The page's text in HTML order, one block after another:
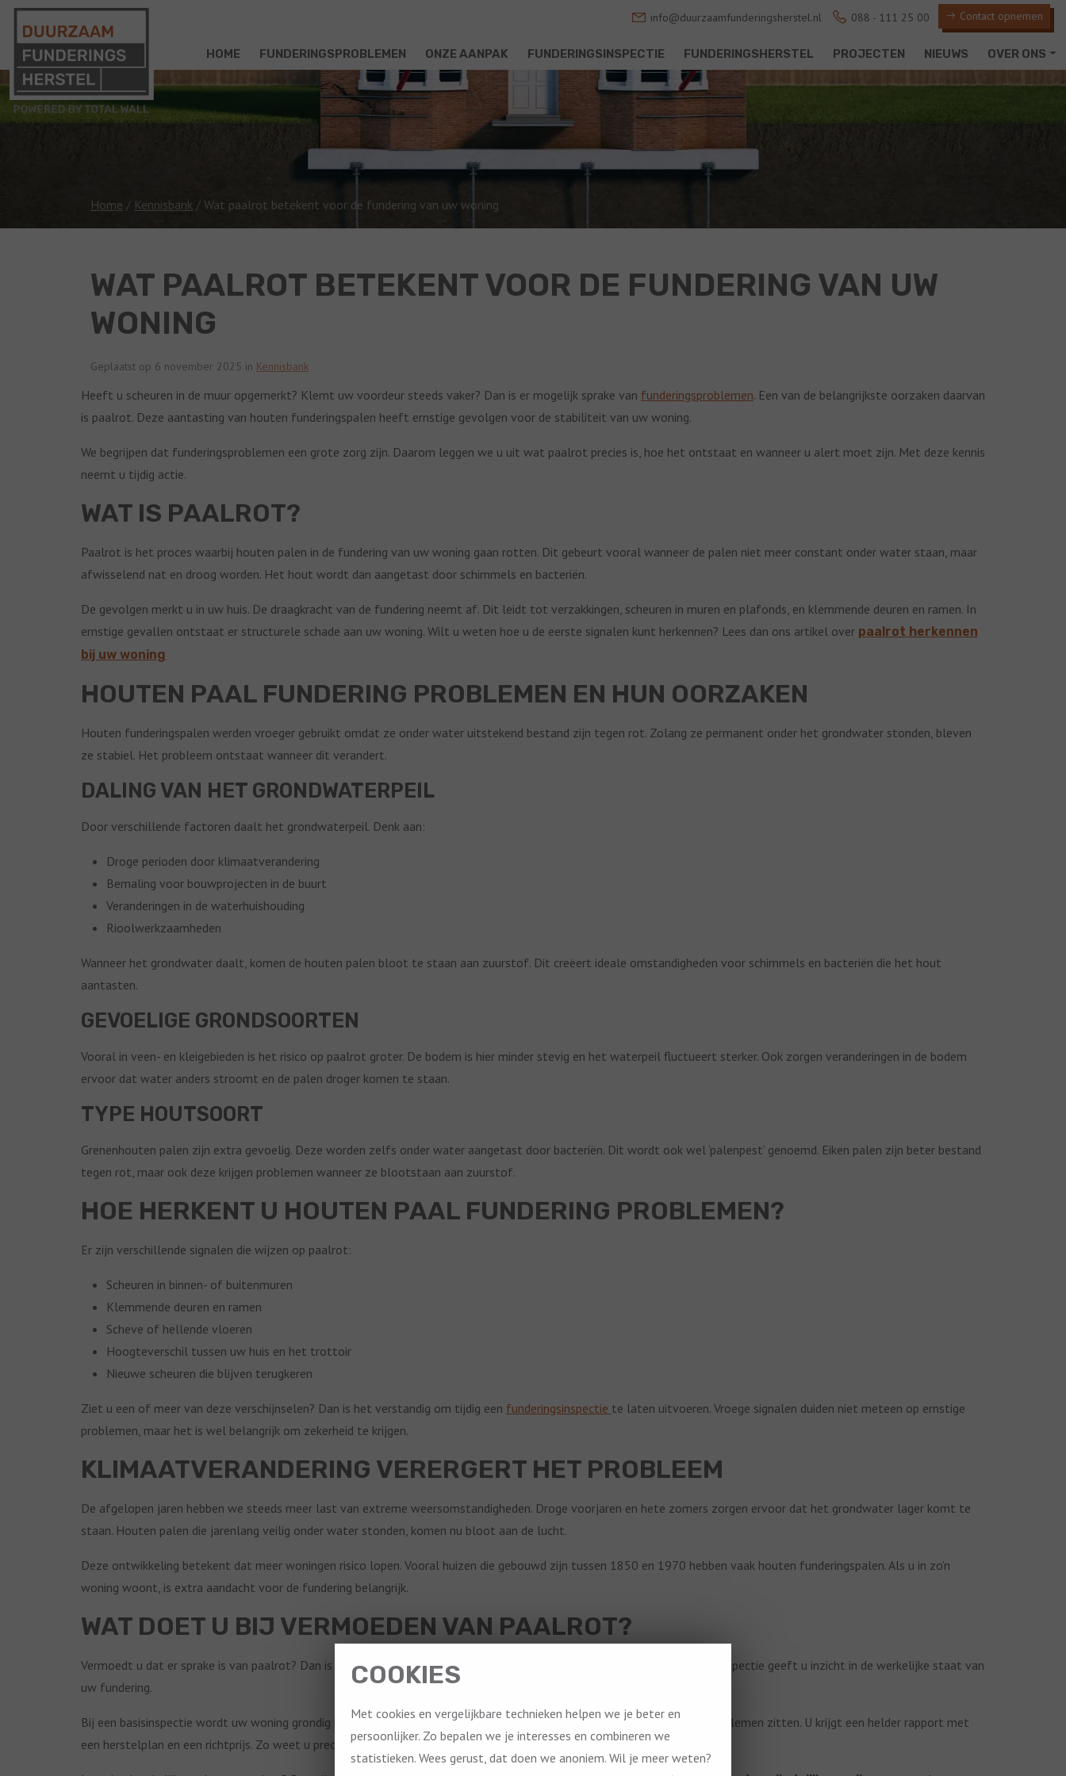
info@duurzaamfunderingsherstel.nl 088 - 111 25 00 Contact opnemen
HOME FUNDERINGSPROBLEMEN ONZE AANPAK FUNDERINGSINSPECTIE FUNDERINGSHERSTEL PROJECTEN NIEUWS OVER ONS
Home / Kennisbank / Wat paalrot betekent voor de fundering van uw woning
WAT PAALROT BETEKENT VOOR DE FUNDERING VAN UW
WONING
Geplaatst op 6 november 2025 in Kennisbank
Heeft u scheuren in de muur opgemerkt? Klemt uw voordeur steeds vaker? Dan is er mogelijk sprake van funderingsproblemen. Een van de belangrijkste oorzaken daarvan
is paalrot. Deze aantasting van houten funderingspalen heeft ernstige gevolgen voor de stabiliteit van uw woning.
We begrijpen dat funderingsproblemen een grote zorg zijn. Daarom leggen we u uit wat paalrot precies is, hoe het ontstaat en wanneer u alert moet zijn. Met deze kennis
neemt u tijdig actie.
WAT IS PAALROT?
Paalrot is het proces waarbij houten palen in de fundering van uw woning gaan rotten. Dit gebeurt vooral wanneer de palen niet meer constant onder water staan, maar
afwisselend nat en droog worden. Het hout wordt dan aangetast door schimmels en bacteriën.
De gevolgen merkt u in uw huis. De draagkracht van de fundering neemt af. Dit leidt tot verzakkingen, scheuren in muren en plafonds, en klemmende deuren en ramen. In
ernstige gevallen ontstaat er structurele schade aan uw woning. Wilt u weten hoe u de eerste signalen kunt herkennen? Lees dan ons artikel over paalrot herkennen
bij uw woning
HOUTEN PAAL FUNDERING PROBLEMEN EN HUN OORZAKEN
Houten funderingspalen werden vroeger gebruikt omdat ze onder water uitstekend bestand zijn tegen rot. Zolang ze permanent onder het grondwater stonden, bleven
ze stabiel. Het probleem ontstaat wanneer dit verandert.
DALING VAN HET GRONDWATERPEIL
Door verschillende factoren daalt het grondwaterpeil. Denk aan:
Droge perioden door klimaatverandering
Bemaling voor bouwprojecten in de buurt
Veranderingen in de waterhuishouding
Rioolwerkzaamheden
Wanneer het grondwater daalt, komen de houten palen bloot te staan aan zuurstof. Dit creëert ideale omstandigheden voor schimmels en bacteriën die het hout
aantasten.
GEVOELIGE GRONDSOORTEN
Vooral in veen- en kleigebieden is het risico op paalrot groter. De bodem is hier minder stevig en het waterpeil fluctueert sterker. Ook zorgen veranderingen in de bodem
ervoor dat water anders stroomt en de palen droger komen te staan.
TYPE HOUTSOORT
Grenenhouten palen zijn extra gevoelig. Deze worden zelfs onder water aangetast door bacteriën. Dit wordt ook wel ‘palenpest’ genoemd. Eiken palen zijn beter bestand
tegen rot, maar ook deze krijgen problemen wanneer ze blootstaan aan zuurstof.
HOE HERKENT U HOUTEN PAAL FUNDERING PROBLEMEN?
Er zijn verschillende signalen die wijzen op paalrot:
Scheuren in binnen- of buitenmuren
Klemmende deuren en ramen
Scheve of hellende vloeren
Hoogteverschil tussen uw huis en het trottoir
Nieuwe scheuren die blijven terugkeren
Ziet u een of meer van deze verschijnselen? Dan is het verstandig om tijdig een funderingsinspectie te laten uitvoeren. Vroege signalen duiden niet meteen op ernstige
problemen, maar het is wel belangrijk om zekerheid te krijgen.
KLIMAATVERANDERING VERERGERT HET PROBLEEM
De afgelopen jaren hebben we steeds meer last van extreme weersomstandigheden. Droge voorjaren en hete zomers zorgen ervoor dat het grondwater lager komt te
staan. Houten palen die jarenlang veilig onder water stonden, komen nu bloot aan de lucht.
Deze ontwikkeling betekent dat meer woningen risico lopen. Vooral huizen die gebouwd zijn tussen 1850 en 1970 hebben vaak houten funderingspalen. Als u in zo’n
woning woont, is extra aandacht voor de fundering belangrijk.
WAT DOET U BIJ VERMOEDEN VAN PAALROT?
Vermoedt u dat er sprake is van paalrot? Dan is het belangrijk om snel duidelijkheid te krijgen. Een deskundige funderingsinspectie geeft u inzicht in de werkelijke staat van
uw fundering.
Bij een basisinspectie wordt uw woning grondig bekeken. Er wordt gemeten of er verzakkingen zijn en waar eventuele problemen zitten. U krijgt een helder rapport met
een herstelplan en een richtprijs. Zo weet u precies waar u aan toe bent.
COOKIES
Met cookies en vergelijkbare technieken helpen we je beter en
persoonlijker. Zo bepalen we je interesses en combineren we
statistieken. Wees gerust, dat doen we anoniem. Wil je meer weten?